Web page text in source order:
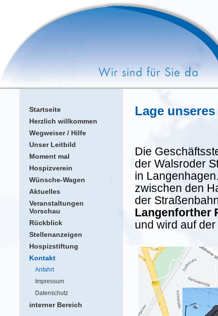
Startseite
Herzlich willkommen
Wegweiser / Hilfe
Unser Leitbild
Moment mal
Hospizverein
Wünsche-Wagen
Aktuelles
Veranstaltungen
Vorschau
Rückblick
Stellenanzeigen
Hospizstiftung
Kontakt
Anfahrt
Impressum
Datenschutz
interner Bereich
Lage
Die
der Walsroder
in
zwischen den
der
Langenforther
und wird auf